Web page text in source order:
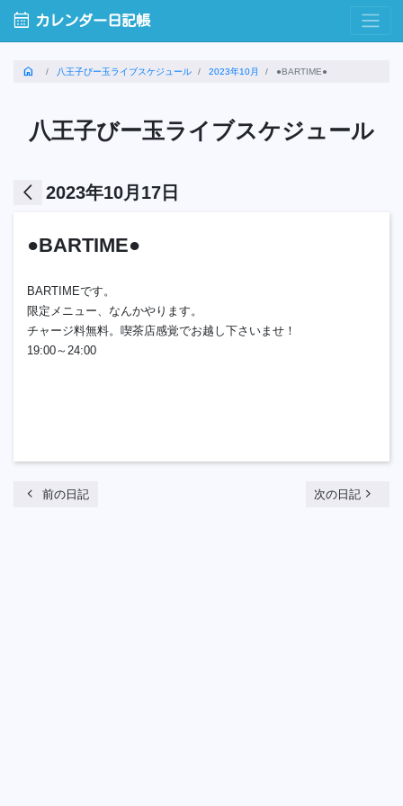
calendar_month カレンダー日記帳
home 八王子びー玉ライブスケジュール 2023年10月 ●BARTIME●
八王子びー玉ライブスケジュール
arrow_back_ios 2023年10月17日
●BARTIME●
BARTIMEです。
限定メニュー、なんかやります。
チャージ料無料。喫茶店感覚でお越し下さいませ！
19:00～24:00
chevron_left 前の日記 次の日記 navigate_next